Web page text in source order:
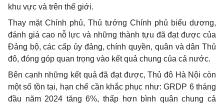
khu vực và trên thế giới.
Thay mặt Chính phủ, Thủ tướng Chính phủ biểu dương,
đánh giá cao nỗ lực và những thành tựu đã đạt được của
Đảng bộ, các cấp ủy đảng, chính quyền, quân và dân Thủ
đô, đóng góp quan trọng vào kết quả chung của cả nước.
Bên cạnh những kết quả đã đạt được, Thủ đô Hà Nội còn
một số tồn tại, hạn chế cần khắc phục như: GRDP 6 tháng
đầu năm 2024 tăng 6%, thấp hơn bình quân chung cả